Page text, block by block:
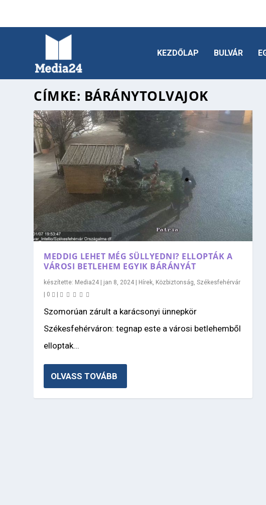
KEZDŐLAP BULVÁR
CÍMKE: BÁRÁNYTOLVAJOK
MEDDIG LEHET MÉG SÜLLYEDNI? ELLOPTÁK A
VÁROSI BETLEHEM EGYIK BÁRÁNYÁT
készítette: Media24 jan 8, 2024 Hírek, Közbiztonság,Székesfehérvár
0
Szomorúan zárult a karácsonyi ünnepkör
Székesfehérváron: tegnap este a városi betlehemből
elloptak...
OLVASS TOVÁBB